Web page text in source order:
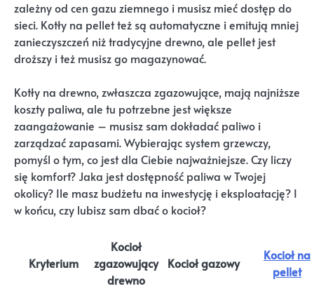
zależny od cen gazu ziemnego i musisz mieć dostęp do
sieci. Kotły na pellet też są automatyczne i emitują mniej
zanieczyszczeń niż tradycyjne drewno, ale pellet jest
droższy i też musisz go magazynować.
Kotły na drewno, zwłaszcza zgazowujące, mają najniższe
koszty paliwa, ale tu potrzebne jest większe
zaangażowanie – musisz sam dokładać paliwo i
zarządzać zapasami. Wybierając system grzewczy,
pomyśl o tym, co jest dla Ciebie najważniejsze. Czy liczy
się komfort? Jaka jest dostępność paliwa w Twojej
okolicy? Ile masz budżetu na inwestycję i eksploatację? I
w końcu, czy lubisz sam dbać o kocioł?
Kryterium
Kocioł
zgazowujący
drewno
Kocioł gazowy
Kocioł na
pellet